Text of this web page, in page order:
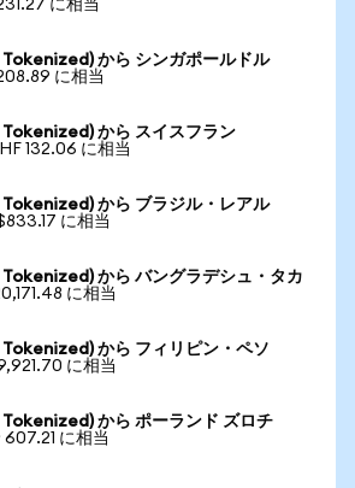
に相当
から シンガポールドル
に相当
から スイスフラン
132.06 に相当
から ブラジル・レアル
に相当
から バングラデシュ・タカ
に相当
から フィリピン・ペソ
に相当
から ポーランド ズロチ
607.21 に相当